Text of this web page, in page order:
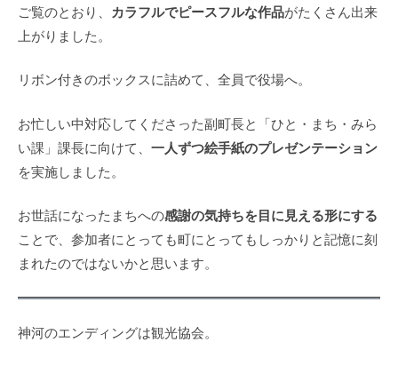
ご覧のとおり、 カラフルでピースフルな作品がたくさん出来
上がりました。
リボン付きのボックスに詰めて、全員で役場へ。
お忙しい中対応してくださった副町長と「ひと・まち・みら
い課」課長に向けて、 一人ずつ絵手紙のプレゼンテーション
を実施しました。
お世話になったまちへの感謝の気持ちを目に見える形にする
ことで、参加者にとっても町にとってもしっかりと記憶に刻
まれたのではないかと思います。
神河のエンディングは観光協会。